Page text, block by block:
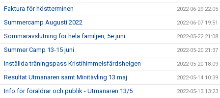
Faktura för höstterminen 2022-06-29 22:05
Summercamp Augusti 2022 2022-06-07 19:51
Sommaravslutning för hela familjen, 5e juni 2022-05-22 21:08
Summer Camp 13-15 juni 2022-05-20 21:37
Inställda träningspass Kristihimmelsfärdshelgen 2022-05-20 18:09
Resultat Utmanaren samt Minitävling 13 maj 2022-05-14 10:39
Info för föräldrar och publik - Utmanaren 13/5 2022-05-13 13:23